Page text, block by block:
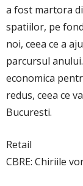
a fost martora
spatiilor, pe
noi, ceea ce a
parcursul
economica
redus, ceea ce
Bucuresti.
Retail
CBRE: Chiriile